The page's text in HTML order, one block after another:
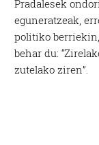
Pradalesek
eguneratzeak,
politiko
behar du:
zutelako ziren”.